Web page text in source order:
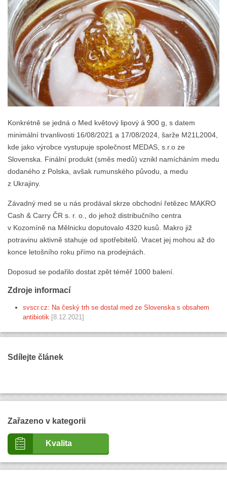
Konkrétně se jedná o Med květový lipový á 900 g, s datem
minimální trvanlivosti 16/08/2021 a 17/08/2024, šarže M21L2004,
kde jako výrobce vystupuje společnost MEDAS, s.r.o ze
Slovenska. Finální produkt (směs medů) vznikl namícháním medu
dodaného z Polska, avšak rumunského původu, a medu
z Ukrajiny.
Závadný med se u nás prodával skrze obchodní řetězec MAKRO
Cash & Carry ČR s. r. o., do jehož distribučního centra
v Kozomíně na Mělnicku doputovalo 4320 kusů. Makro již
potravinu aktivně stahuje od spotřebitelů. Vracet jej mohou až do
konce letošního roku přímo na prodejnách.
Doposud se podařilo dostat zpět téměř 1000 balení.
Zdroje informací
svscr.cz: Na český trh se dostal med ze Slovenska s obsahem
antibiotik [8.12.2021]
Sdílejte článek
Zařazeno v kategorii
Kvalita